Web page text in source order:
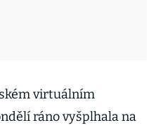
virtuálním
ráno vyšplhala na